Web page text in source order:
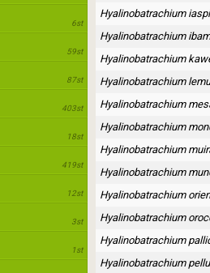
6st
59st
87st
403st
18st
419st
12st
3st
1st
Hyalinobatrachium
Hyalinobatrachium
Hyalinobatrachium
Hyalinobatrachium
Hyalinobatrachium
Hyalinobatrachium
Hyalinobatrachium
Hyalinobatrachium
Hyalinobatrachium
Hyalinobatrachium
Hyalinobatrachium
Hyalinobatrachium